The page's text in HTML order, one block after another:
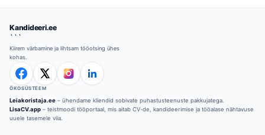
Kandideeri.ee
```
Kiirem värbamine ja lihtsam tööotsing ühes
kohas.
ÖKOSÜSTEEM
Leiakoristaja.ee – ühendame kliendid sobivate puhastusteenuste pakkujatega.
LisaCV.app – teistmoodi tööportaal, mis aitab CV-de, kandideerimise ja tööalase nähtavuse
uuele tasemele viia.